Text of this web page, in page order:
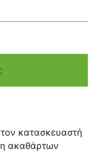
κατασκευαστή
ακαθάρτων